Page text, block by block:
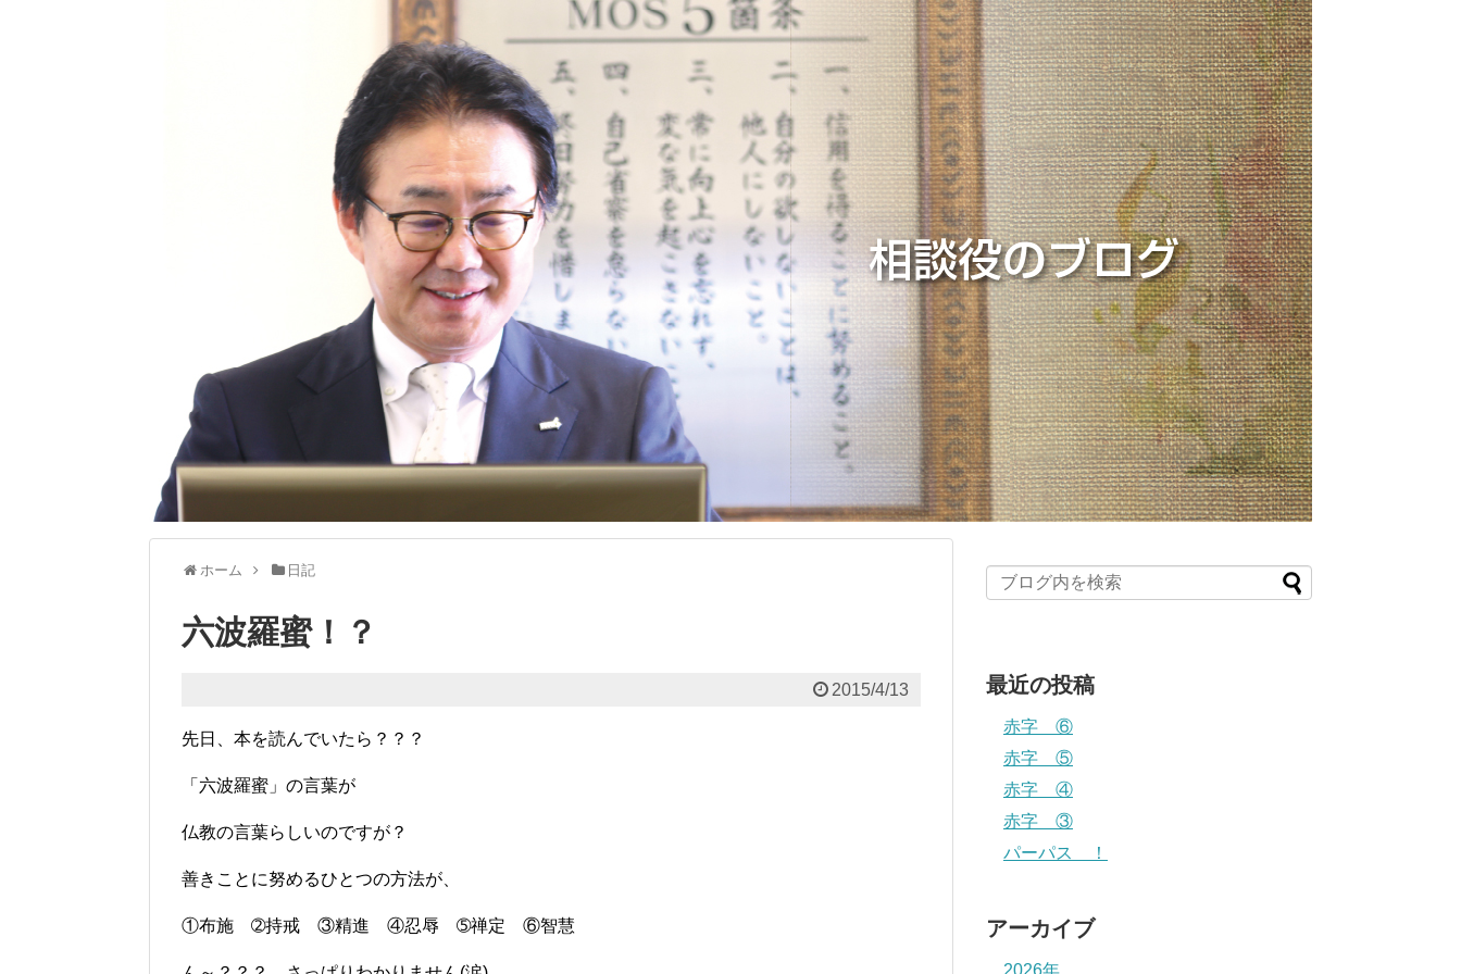
ホーム 日記
六波羅蜜！？
2015/4/13
先日、本を読んでいたら？？？
「六波羅蜜」の言葉が
仏教の言葉らしいのですが？
善きことに努めるひとつの方法が、
①布施 ➁持戒 ③精進 ④忍辱 ➄禅定 ⑥智慧
最近の投稿
赤字 ⑥
赤字 ⑤
赤字 ④
赤字 ③
パーパス ！
アーカイブ
2026年